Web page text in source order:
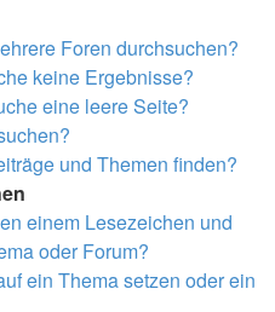
Foren durchsuchen?
keine Ergebnisse?
eine leere Seite?
und Themen finden?
einem Lesezeichen und
oder Forum?
ein Thema setzen oder ein